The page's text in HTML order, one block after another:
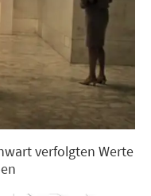
verfolgten Werte